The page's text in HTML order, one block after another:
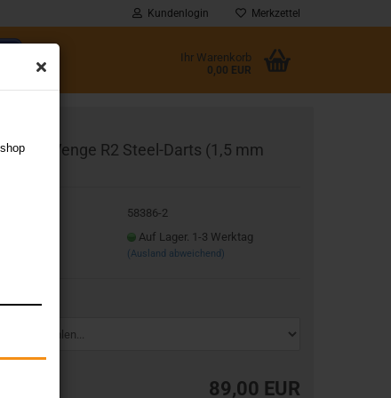
Kundenlogin Merkzettel
Ihr Warenkorb
0,00 EUR
RE-Venge R2 Steel-Darts (1,5 mm
58386-2
Auf Lager. 1-3 Werktag
(Ausland abweichend)
89,00 EUR